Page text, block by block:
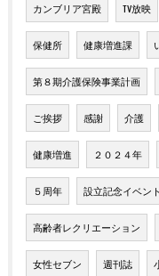
カンブリア宮殿 TV放映
保健所 健康増進課
第８期介護保険事業計画
ご挨拶 感謝 介護
健康増進 ２０２４年
５周年 設立記念イベント
高齢者レクリエーション
女性セブン 週刊誌